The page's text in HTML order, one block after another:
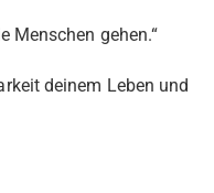
Menschen gehen.“
deinem Leben und